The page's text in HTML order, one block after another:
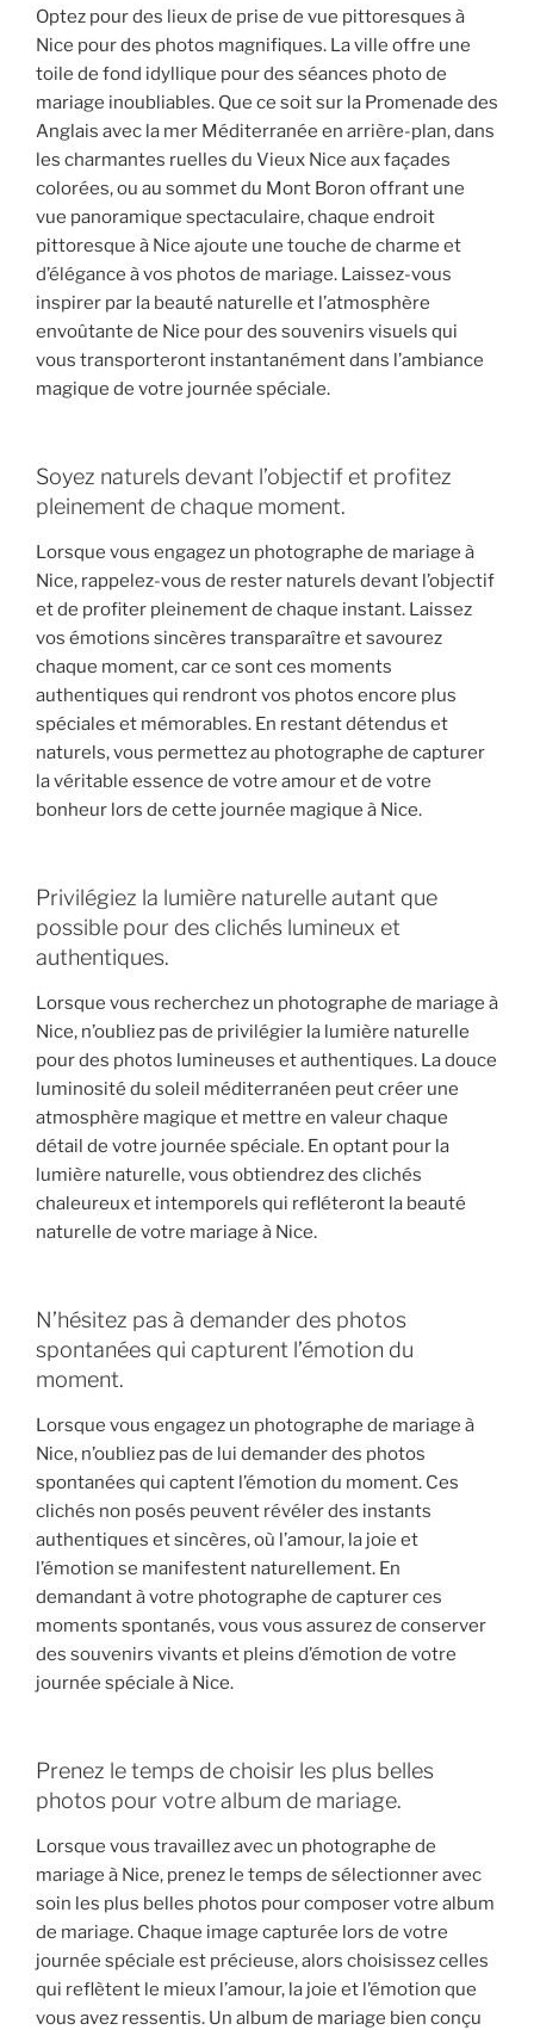
Optez pour des lieux de prise de vue pittoresques à
Nice pour des photos magnifiques. La ville offre une
toile de fond idyllique pour des séances photo de
mariage inoubliables. Que ce soit sur la Promenade des
Anglais avec la mer Méditerranée en arrière-plan, dans
les charmantes ruelles du Vieux Nice aux façades
colorées, ou au sommet du Mont Boron offrant une
vue panoramique spectaculaire, chaque endroit
pittoresque à Nice ajoute une touche de charme et
d’élégance à vos photos de mariage. Laissez-vous
inspirer par la beauté naturelle et l’atmosphère
envoûtante de Nice pour des souvenirs visuels qui
vous transporteront instantanément dans l’ambiance
magique de votre journée spéciale.
Soyez naturels devant l’objectif et profitez
pleinement de chaque moment.
Lorsque vous engagez un photographe de mariage à
Nice, rappelez-vous de rester naturels devant l’objectif
et de profiter pleinement de chaque instant. Laissez
vos émotions sincères transparaître et savourez
chaque moment, car ce sont ces moments
authentiques qui rendront vos photos encore plus
spéciales et mémorables. En restant détendus et
naturels, vous permettez au photographe de capturer
la véritable essence de votre amour et de votre
bonheur lors de cette journée magique à Nice.
Privilégiez la lumière naturelle autant que
possible pour des clichés lumineux et
authentiques.
Lorsque vous recherchez un photographe de mariage à
Nice, n’oubliez pas de privilégier la lumière naturelle
pour des photos lumineuses et authentiques. La douce
luminosité du soleil méditerranéen peut créer une
atmosphère magique et mettre en valeur chaque
détail de votre journée spéciale. En optant pour la
lumière naturelle, vous obtiendrez des clichés
chaleureux et intemporels qui refléteront la beauté
naturelle de votre mariage à Nice.
N’hésitez pas à demander des photos
spontanées qui capturent l’émotion du
moment.
Lorsque vous engagez un photographe de mariage à
Nice, n’oubliez pas de lui demander des photos
spontanées qui captent l’émotion du moment. Ces
clichés non posés peuvent révéler des instants
authentiques et sincères, où l’amour, la joie et
l’émotion se manifestent naturellement. En
demandant à votre photographe de capturer ces
moments spontanés, vous vous assurez de conserver
des souvenirs vivants et pleins d’émotion de votre
journée spéciale à Nice.
Prenez le temps de choisir les plus belles
photos pour votre album de mariage.
Lorsque vous travaillez avec un photographe de
mariage à Nice, prenez le temps de sélectionner avec
soin les plus belles photos pour composer votre album
de mariage. Chaque image capturée lors de votre
journée spéciale est précieuse, alors choisissez celles
qui reflètent le mieux l’amour, la joie et l’émotion que
vous avez ressentis. Un album de mariage bien conçu